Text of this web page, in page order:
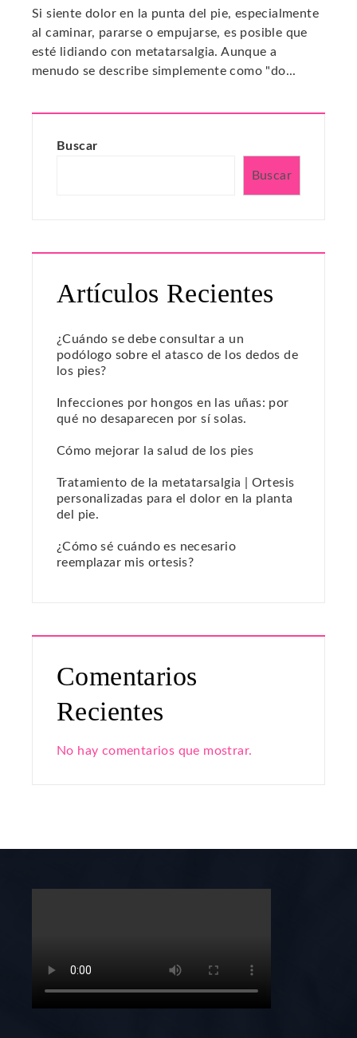
Si siente dolor en la punta del pie, especialmente
al caminar, pararse o empujarse, es posible que
esté lidiando con metatarsalgia. Aunque a
menudo se describe simplemente como "do...
Buscar
Buscar
Artículos Recientes
¿Cuándo se debe consultar a un
podólogo sobre el atasco de los dedos de
los pies?
Infecciones por hongos en las uñas: por
qué no desaparecen por sí solas.
Cómo mejorar la salud de los pies
Tratamiento de la metatarsalgia | Ortesis
personalizadas para el dolor en la planta
del pie.
¿Cómo sé cuándo es necesario
reemplazar mis ortesis?
Comentarios
Recientes
No hay comentarios que mostrar.